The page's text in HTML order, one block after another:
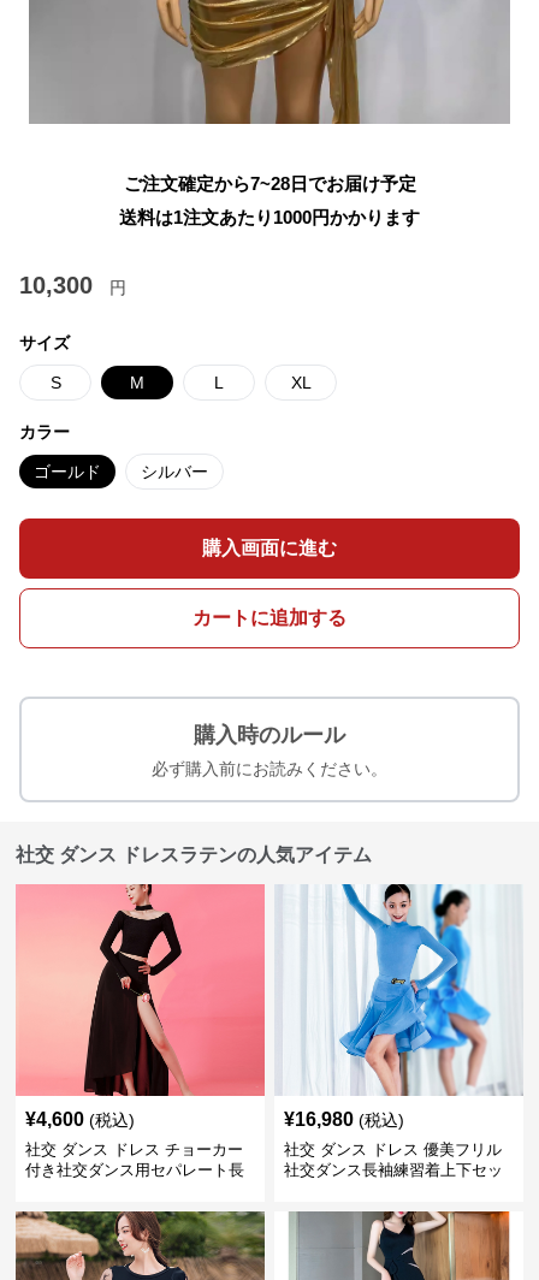
ご注文確定から7~28日でお届け予定
送料は1注文あたり 1000円かかります
10,300 円
サイズ
S M L XL
カラー
ゴールド シルバー
購入画面に進む
カートに追加する
購入時のルール
必ず購入前にお読みください。
社交 ダンス ドレスラテンの人気アイテム
¥4,600 (税込)
社交 ダンス ドレス チョーカー
付き社交ダンス用セパレート長
¥16,980 (税込)
社交 ダンス ドレス 優美フリル
社交ダンス長袖練習着上下セッ